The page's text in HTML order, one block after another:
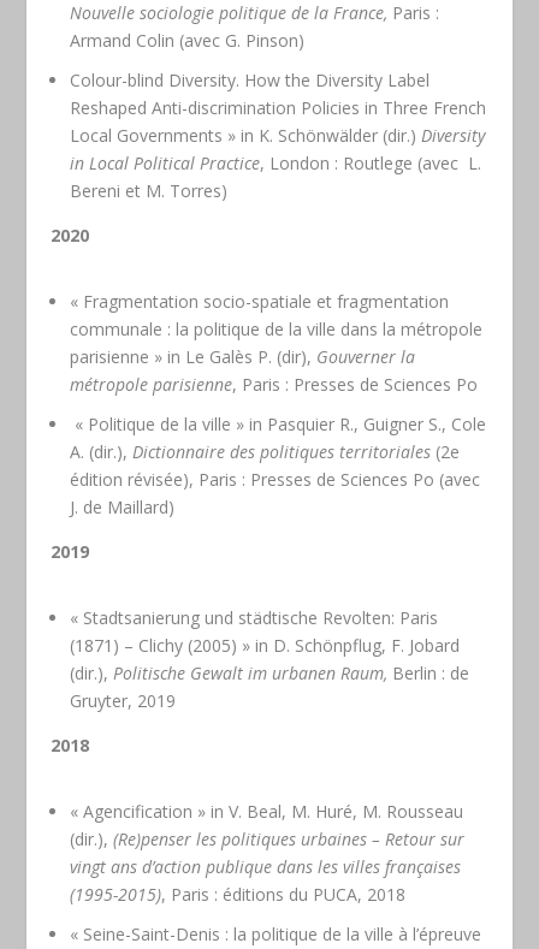
Nouvelle sociologie politique de la France, Paris :
Armand Colin (avec G. Pinson)
Colour-blind Diversity. How the Diversity Label
Reshaped Anti-discrimination Policies in Three French
Local Governments » in K. Schönwälder (dir.)Diversity
in Local Political Practice, London : Routlege (avec L.
Bereni et M. Torres)
2020
« Fragmentation socio-spatiale et fragmentation
communale : la politique de la ville dans la métropole
parisienne » in Le Galès P. (dir), Gouverner la
métropole parisienne, Paris : Presses de Sciences Po
« Politique de la ville » in Pasquier R., Guigner S., Cole
A. (dir.),Dictionnaire des politiques territoriales (2e
édition révisée), Paris : Presses de Sciences Po (avec
J. de Maillard)
2019
« Stadtsanierung und städtische Revolten: Paris
(1871) – Clichy (2005) » in D. Schönpflug, F. Jobard
(dir.),Politische Gewalt im urbanen Raum, Berlin : de
Gruyter, 2019
2018
« Agencification » in V. Beal, M. Huré, M. Rousseau
(dir.),(Re)penser les politiques urbaines – Retour sur
vingt ans d’action publique dans les villes françaises
(1995-2015), Paris : éditions du PUCA, 2018
« Seine-Saint-Denis : la politique de la ville à l’épreuve